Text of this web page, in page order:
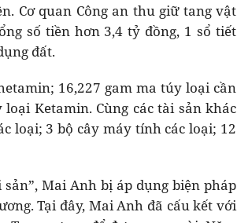
Cơ quan Công an thu giữ tang vật
số tiền hơn 3,4 tỷ đồng, 1 sổ tiết
đất.
16,227 gam ma túy loại cần
Ketamin. Cùng các tài sản khác
loại; 3 bộ cây máy tính các loại; 12
Mai Anh bị áp dụng biện pháp
Tại đây, Mai Anh đã cấu kết với